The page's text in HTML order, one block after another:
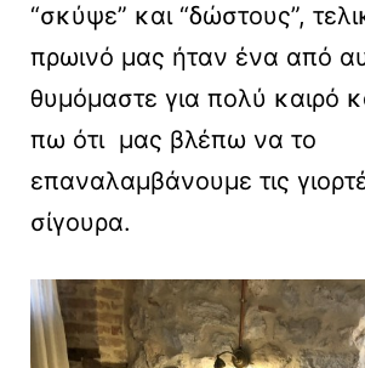
“σκύψε” και “δώστους”,
πρωινό μας ήταν ένα από
θυμόμαστε για πολύ καιρό
πω ότι μας βλέπω να το
επαναλαμβάνουμε τις
σίγουρα.